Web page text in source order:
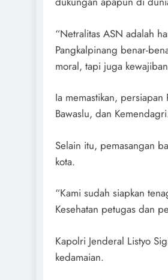
“Netralitas ASN adalah
Pangkalpinang benar-
moral, tapi juga
Ia memastikan,
Bawaslu, dan
Selain itu, pemasangan
kota.
“Kami sudah siapkan
Kesehatan petugas dan
Kapolri Jenderal Listyo
kedamaian.